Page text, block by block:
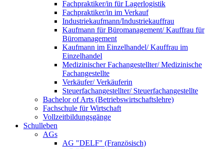
Fachpraktiker/in für Lagerlogistik
Fachpraktiker/in im Verkauf
Industriekaufmann/Industriekauffrau
Kaufmann für Büromanagement/ Kauffrau für
Büromanagement
Kaufmann im Einzelhandel/ Kauffrau im
Einzelhandel
Medizinischer Fachangestellter/ Medizinische
Fachangestellte
Verkäufer/ Verkäuferin
Steuerfachangestellter/ Steuerfachangestellte
Bachelor of Arts (Betriebswirtschaftslehre)
Fachschule für Wirtschaft
Vollzeitbildungsgänge
Schulleben
AGs
AG "DELF" (Französisch)